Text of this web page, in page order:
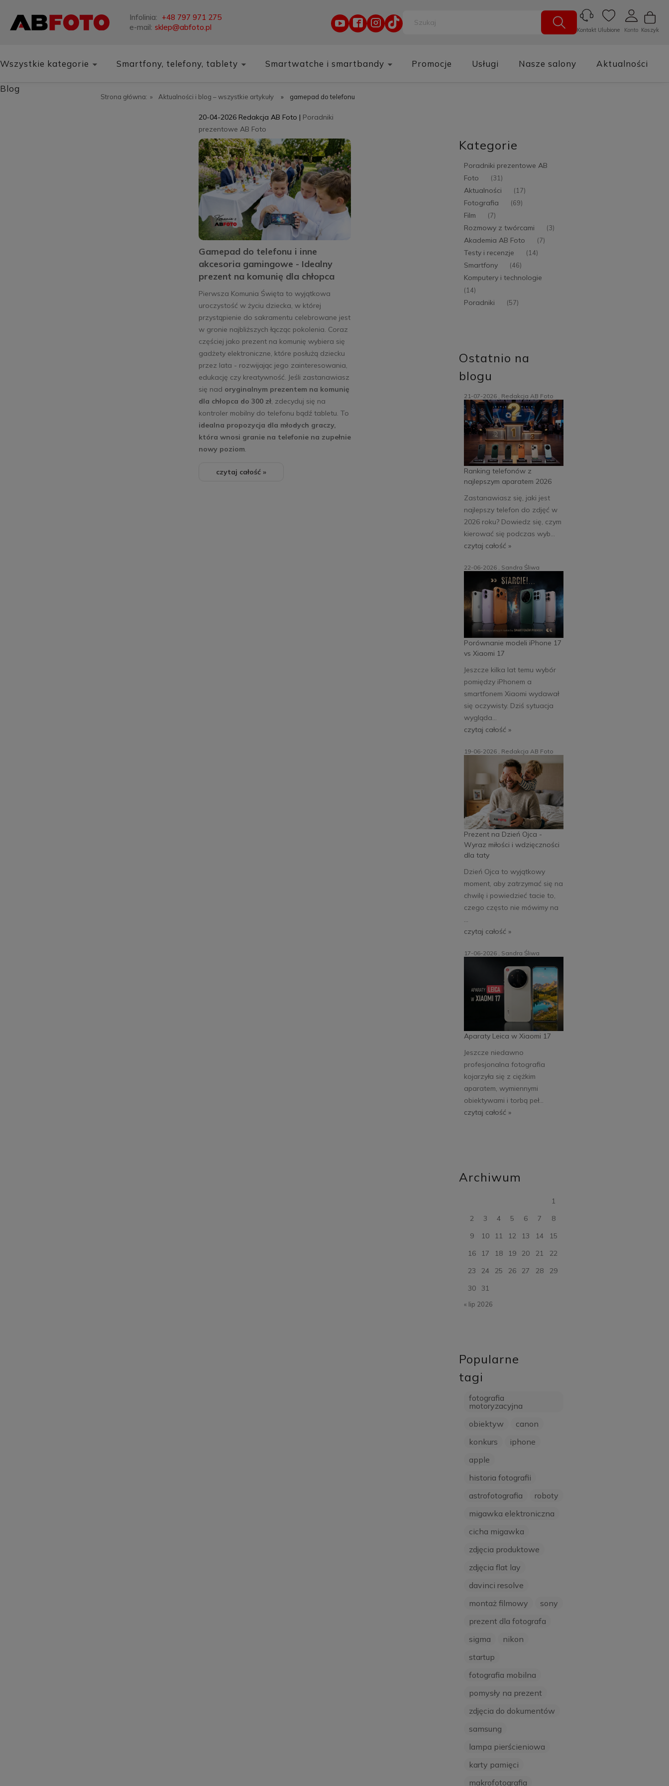
Infolinia: +48 797 971 275
e-mail: sklep@abfoto.pl Koszyk
Konto
Ulubione
Kontakt
Wszystkie kategorie Smartfony, telefony, tablety Smartwatche i smartbandy Promocje Usługi Nasze salony Aktualności
Blog
Strona główna: » Aktualności i blog – wszystkie artykuły » gamepad do telefonu
Gamepad do telefonu i inne
akcesoria gamingowe - Idealny
prezent na komunię dla chłopca
20-04-2026 Redakcja AB Foto | Poradniki
prezentowe AB Foto
Pierwsza Komunia Święta to wyjątkowa
uroczystość w życiu dziecka, w której
przystąpienie do sakramentu celebrowane jest
w gronie najbliższych łącząc pokolenia. Coraz
częściej jako prezent na komunię wybiera się
gadżety elektroniczne, które posłużą dziecku
przez lata - rozwijając jego zainteresowania,
edukację czy kreatywność. Jeśli zastanawiasz
się nad oryginalnym prezentem na komunię
dla chłopca do 300 zł, zdecyduj się na
kontroler mobilny do telefonu bądź tabletu. To
idealna propozycja dla młodych graczy,
która wnosi granie na telefonie na zupełnie
nowy poziom.
czytaj całość »
Kategorie
Poradniki prezentowe AB
Foto
(31)
Aktualności (17)
Fotografia (69)
Film (7)
Rozmowy z twórcami (3)
Akademia AB Foto (7)
Testy i recenzje (14)
Smartfony (46)
Komputery i technologie
(14)
Poradniki (57)
Ostatnio na
blogu
Ranking telefonów z
najlepszym aparatem 2026
21-07-2026 , Redakcja AB Foto
Zastanawiasz się, jaki jest
najlepszy telefon do zdjęć w
2026 roku? Dowiedz się, czym
kierować się podczas wyb...
czytaj całość »
Porównanie modeli iPhone 17
vs Xiaomi 17
22-06-2026 , Sandra Śliwa
Jeszcze kilka lat temu wybór
pomiędzy iPhonem a
smartfonem Xiaomi wydawał
się oczywisty. Dziś sytuacja
wygląda...
czytaj całość »
Prezent na Dzień Ojca -
Wyraz miłości i wdzięczności
dla taty
19-06-2026 , Redakcja AB Foto
Dzień Ojca to wyjątkowy
moment, aby zatrzymać się na
chwilę i powiedzieć tacie to,
czego często nie mówimy na
...
czytaj całość »
Aparaty Leica w Xiaomi 17
17-06-2026 , Sandra Śliwa
Jeszcze niedawno
profesjonalna fotografia
kojarzyła się z ciężkim
aparatem, wymiennymi
obiektywami i torbą peł...
czytaj całość »
Archiwum
1
2
3 4 5 6 7
8
9
10 11 12 13 14
15
16
17 18 19 20 21
22
23
24 25 26 27 28
29
30
31
« lip 2026
Popularne
tagi
fotografia
motoryzacyjna
obiektyw
canon
konkurs
iphone
apple
historia fotografii
astrofotografia
roboty
migawka elektroniczna
cicha migawka
zdjęcia produktowe
zdjęcia flat lay
davinci resolve
montaż filmowy
sony
prezent dla fotografa
sigma
nikon
startup
fotografia mobilna
pomysły na prezent
zdjęcia do dokumentów
samsung
lampa pierścieniowa
karty pamięci
makrofotografia